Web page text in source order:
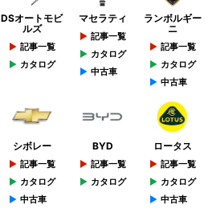
DSオートモビ
ルズ
記事一覧
カタログ
マセラティ
記事一覧
カタログ
中古車
ランボルギー
ニ
記事一覧
カタログ
中古車
シボレー
記事一覧
カタログ
中古車
BYD
記事一覧
カタログ
ロータス
記事一覧
カタログ
中古車